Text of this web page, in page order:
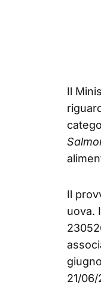
Il
Il
uova.
21/